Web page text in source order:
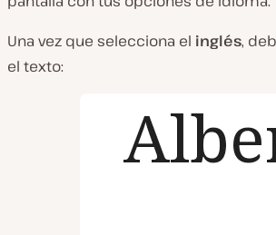
Una vez que selecciona el inglés,
el texto: